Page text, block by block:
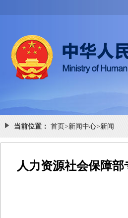
当前位置： 首页>新闻中心>新闻
人力资源社会保障